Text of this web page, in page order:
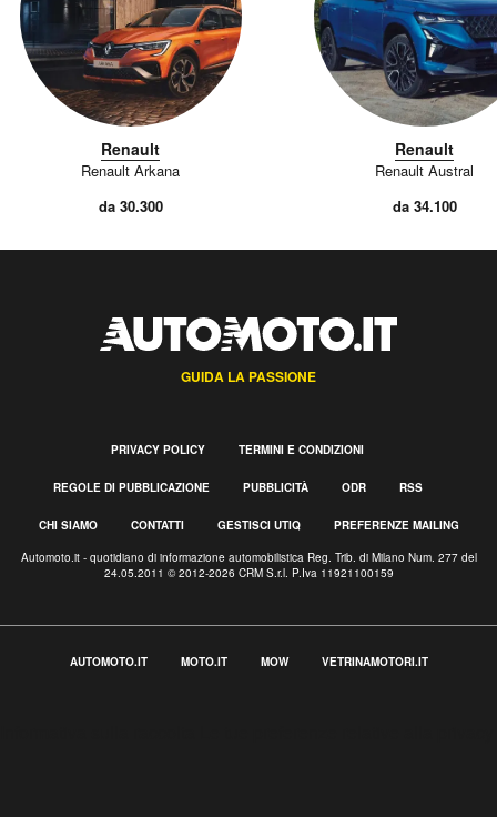
Renault
Renault Arkana
da 30.300
Renault
Renault Austral
da 34.100
GUIDA LA PASSIONE
PRIVACY POLICY TERMINI E CONDIZIONI
REGOLE DI PUBBLICAZIONE PUBBLICITÀ ODR RSS
CHI SIAMO CONTATTI GESTISCI UTIQ PREFERENZE MAILING
Automoto.it - quotidiano di informazione automobilistica Reg. Trib. di Milano Num. 277 del
24.05.2011 © 2012-2026 CRM S.r.l. P.Iva 11921100159
AUTOMOTO.IT MOTO.IT MOW VETRINAMOTORI.IT